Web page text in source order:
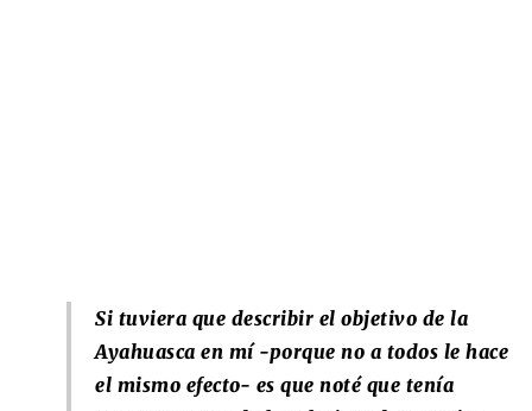
Si tuviera que describir el objetivo de la
Ayahuasca en mí -porque no a todos le hace
el mismo efecto- es que noté que tenía